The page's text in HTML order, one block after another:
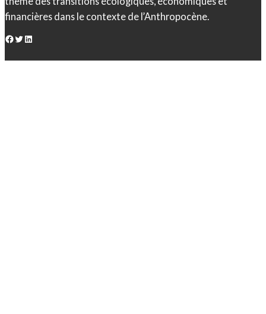
financières dans le contexte de l’Anthropocène.
Facebook Twitter LinkedIn